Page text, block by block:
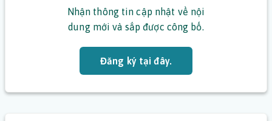
Nhận thông tin cập nhật về nội
dung mới và sắp được công bố.
Đăng ký tại đây.